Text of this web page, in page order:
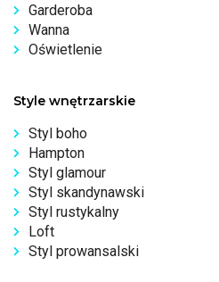
Garderoba
Wanna
Oświetlenie
Style wnętrzarskie
Styl boho
Hampton
Styl glamour
Styl skandynawski
Styl rustykalny
Loft
Styl prowansalski